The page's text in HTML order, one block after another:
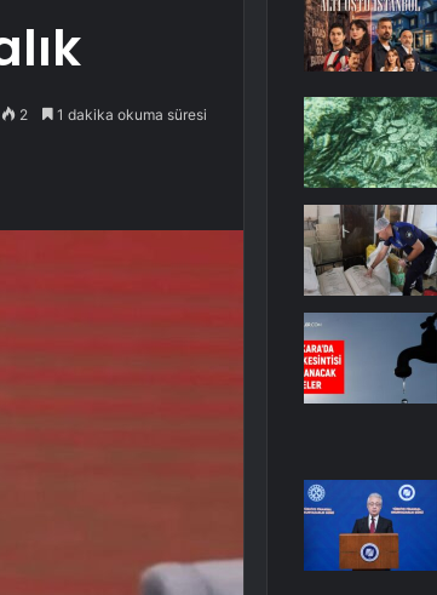
2 1 dakika okuma süresi